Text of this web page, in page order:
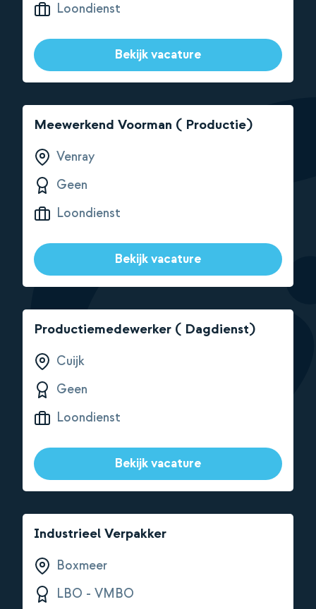
Loondienst
Bekijk vacature
Meewerkend Voorman ( Productie)
Venray
Geen
Loondienst
Bekijk vacature
Productiemedewerker ( Dagdienst)
Cuijk
Geen
Loondienst
Bekijk vacature
Industrieel Verpakker
Boxmeer
LBO - VMBO